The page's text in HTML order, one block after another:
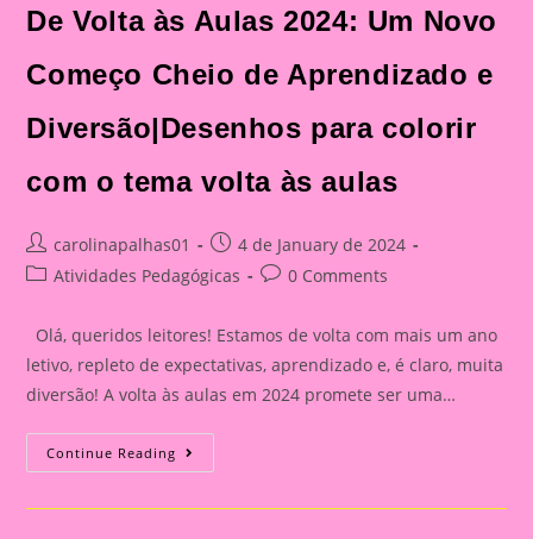
Ciclo
Escolar
Para
Colorir
O
Tema
Aulas
De Volta às Aulas 2024: Um Novo
Começo Cheio de Aprendizado e
Diversão|Desenhos para colorir
com o tema volta às aulas
Post
author:
carolinapalhas01
Post
published:
4 de January de 2024
PostAtividades Pedagógicas
Post0 Comments
Olá, queridos leitores! Estamos de volta com mais um ano
letivo, repleto de expectativas, aprendizado e, é claro, muita
diversão! A volta às aulas em 2024 promete ser uma…
Continue Reading De
Volta